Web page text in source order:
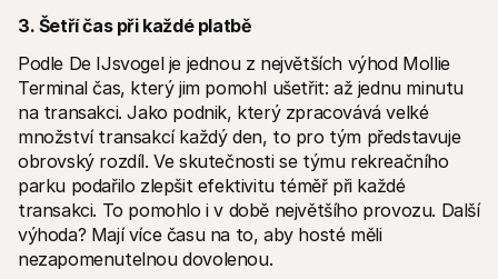
3. Šetří čas při každé platbě
Podle De IJsvogel je jednou z největších výhod Mollie
Terminal čas, který jim pomohl ušetřit: až jednu minutu
na transakci. Jako podnik, který zpracovává velké
množství transakcí každý den, to pro tým představuje
obrovský rozdíl. Ve skutečnosti se týmu rekreačního
parku podařilo zlepšit efektivitu téměř při každé
transakci. To pomohlo i v době největšího provozu. Další
výhoda? Mají více času na to, aby hosté měli
nezapomenutelnou dovolenou.